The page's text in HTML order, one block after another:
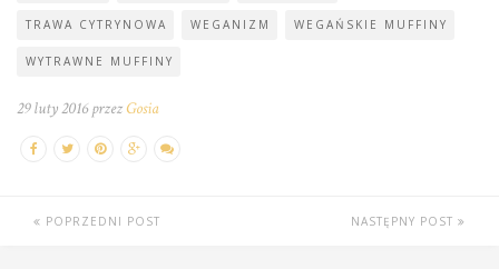
TRAWA CYTRYNOWA WEGANIZM WEGAŃSKIE MUFFINY
WYTRAWNE MUFFINY
29 luty 2016 przezGosia
POPRZEDNI POST NASTĘPNY POST